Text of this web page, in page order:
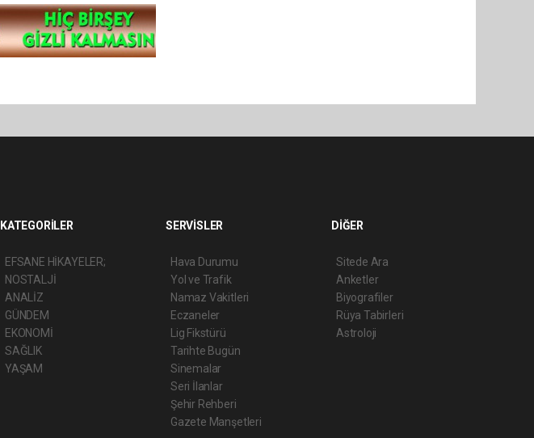
KATEGORİLER
EFSANE HİKAYELER;
NOSTALJİ
ANALİZ
GÜNDEM
EKONOMİ
SAĞLIK
YAŞAM
SERVİSLER
Hava Durumu
Yol ve Trafik
Namaz Vakitleri
Eczaneler
Lig Fikstürü
Tarihte Bugün
Sinemalar
Seri İlanlar
Şehir Rehberi
Gazete Manşetleri
DİĞER
Sitede Ara
Anketler
Biyografiler
Rüya Tabirleri
Astroloji